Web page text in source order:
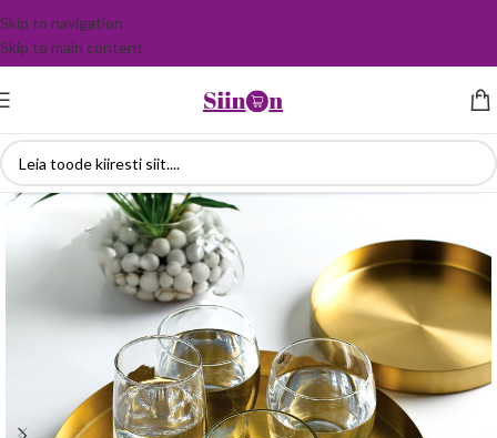
Skip to navigation
Skip to main content